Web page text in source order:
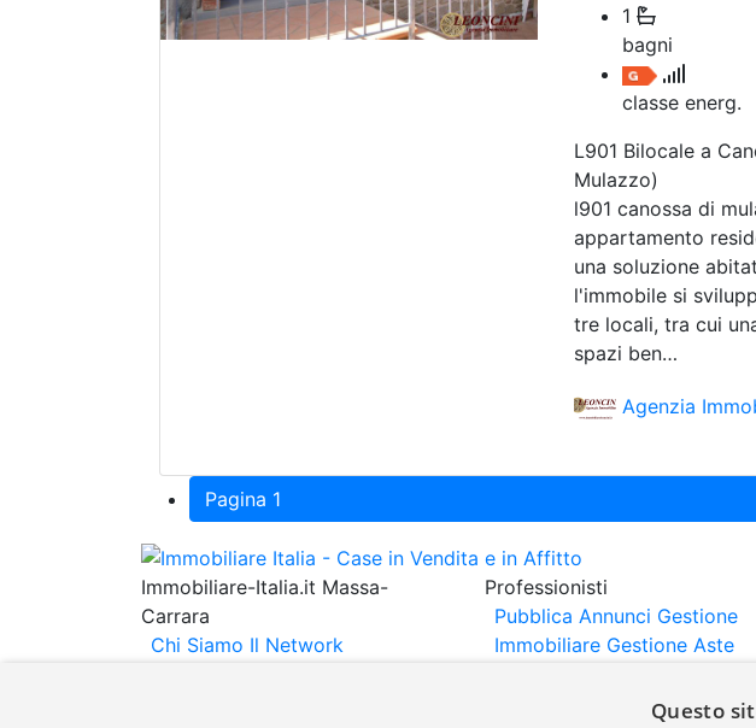
1
bagni
classe energ.
L901 Bilocale a
Mulazzo)
l901 canossa di
appartamento
una soluzione
l'immobile si
tre locali, tra cui
spazi ben…
Agenzia
Pagina 1
Immobiliare-Italia.it Massa-
Carrara
Chi Siamo Il Network
Professionisti
Pubblica Annunci Gestione
Immobiliare Gestione Aste
Importazione
Questo